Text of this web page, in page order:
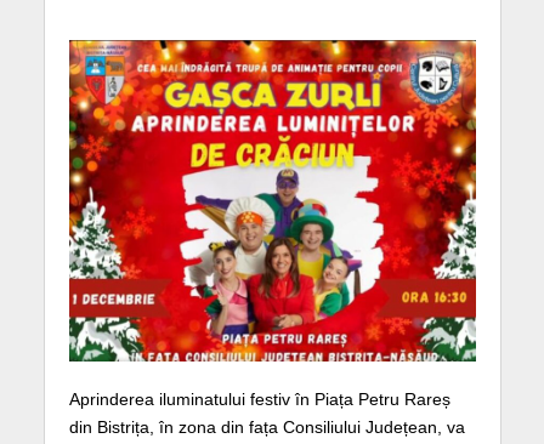
Aprinderea iluminatului festiv în Piața Petru Rareș
din Bistrița, în zona din fața Consiliului Județean, va